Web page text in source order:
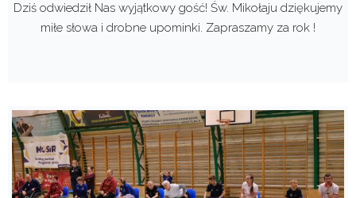
Dziś odwiedził Nas wyjątkowy gość! Św. Mikołaju dziękujemy
miłe słowa i drobne upominki. Zapraszamy za rok !